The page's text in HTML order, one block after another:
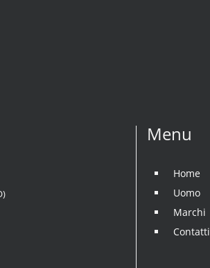
Menu
Home
Uomo
Marchi
Contatti